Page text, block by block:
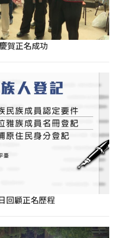
賀正名成功
回顧正名歷程